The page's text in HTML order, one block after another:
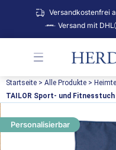
Versandkostenfrei
Versand mit DHL
Startseite > Alle Produkte >
TAILOR Sport- und Fitnesstuch
Personalisierbar